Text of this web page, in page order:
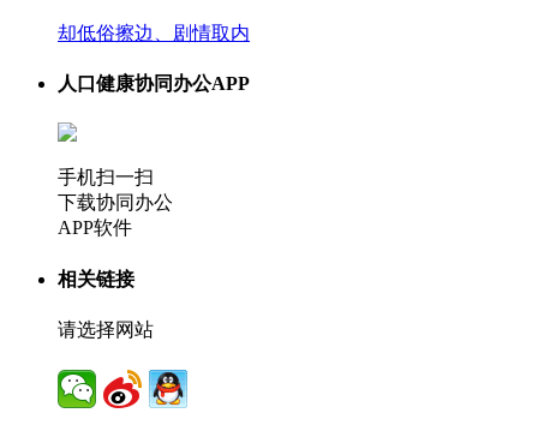
却低俗擦边、剧情取内
人口健康协同办公APP
手机扫一扫
下载协同办公
APP软件
相关链接
请选择网站